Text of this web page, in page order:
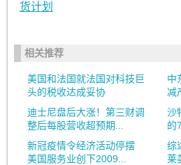
货计划
相关推荐
美国和法国就法国对科技巨
头的税收达成妥协
中
减
迪士尼盘后大涨！第三财调
整后每股营收超预期...
沙
的
新冠疫情令经济活动停摆
美国服务业创下2009...
综
莱